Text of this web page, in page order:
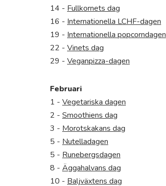
14 - Fullkornets dag
16 - Internationella LCHF-dagen
19 - Internationella popcorndagen
22 - Vinets dag
29 - Veganpizza-dagen
Februari
1 - Vegetariska dagen
2 - Smoothiens dag
3 - Morotskakans dag
5 - Nutelladagen
5 - Runebergsdagen
8 - Äggahalvans dag
10 - Baljväxtens dag